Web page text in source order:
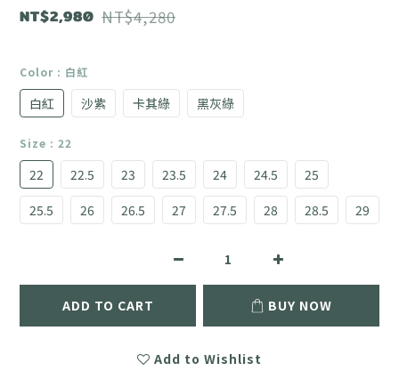
NT$2,980 NT$4,280
Color : 白紅
白紅 沙紫 卡其綠 黑灰綠
Size : 22
22 22.5 23 23.5 24 24.5
25
25.5
26 26.5 27 27.5 28 28.5 29
ADD TO CART BUY NOW
Add to Wishlist